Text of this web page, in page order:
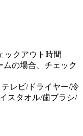
クアウト時間
の場合、チェック
レビ/ドライヤー/冷
スタオル/歯ブラシ/